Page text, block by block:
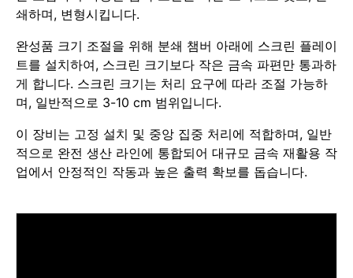
쇄하며, 변형시킵니다.
완성품 크기 조절을 위해 분쇄 챔버 아래에 스크린 플레이
트를 설치하여, 스크린 크기보다 작은 금속 파편만 통과하
게 합니다. 스크린 크기는 처리 요구에 따라 조절 가능하
며, 일반적으로 3-10 cm 범위입니다.
이 장비는 고정 설치 및 중앙 집중 처리에 적합하며, 일반
적으로 완전 생산 라인에 통합되어 대규모 금속 재활용 작
업에서 안정적인 작동과 높은 출력 확보를 돕습니다.